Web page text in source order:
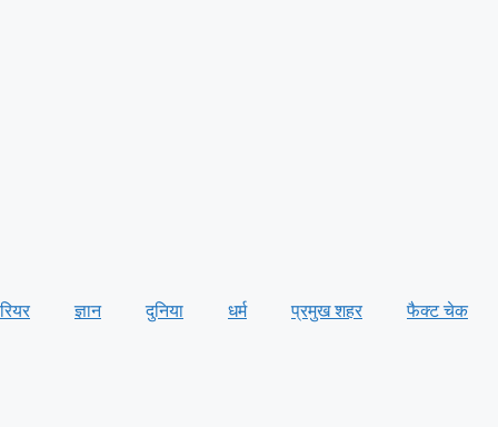
ज्ञान दुनिया धर्म प्रमुख शहर फैक्ट चेक